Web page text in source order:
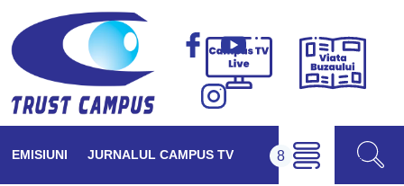
Campus
Viața
EMISIUNI JURNALUL CAMPUS TV